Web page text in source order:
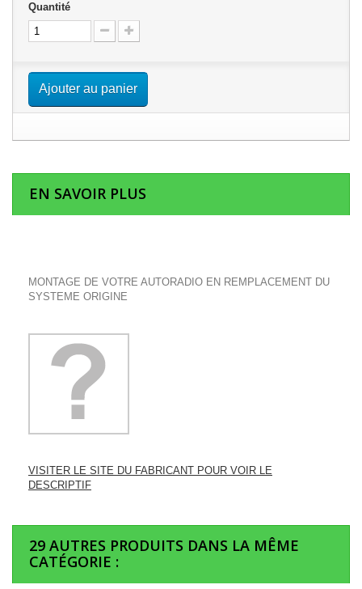
Quantité
Ajouter au panier
EN SAVOIR PLUS
MONTAGE DE VOTRE AUTORADIO EN REMPLACEMENT DU
SYSTEME ORIGINE
VISITER LE SITE DU FABRICANT POUR VOIR LE
DESCRIPTIF
29 AUTRES PRODUITS DANS LA MÊME
CATÉGORIE :